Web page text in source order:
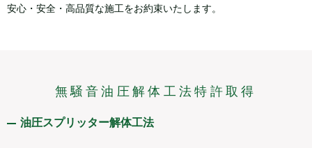
安心・安全・高品質な施工をお約束いたします。
無騒音油圧解体工法特許取得
油圧スプリッター解体工法